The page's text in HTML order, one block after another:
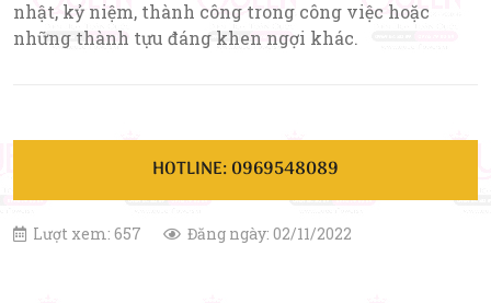
nhật, kỷ niệm, thành công trong công việc hoặc
những thành tựu đáng khen ngợi khác.
HOTLINE: 0969548089
Lượt xem: 657 Đăng ngày: 02/11/2022